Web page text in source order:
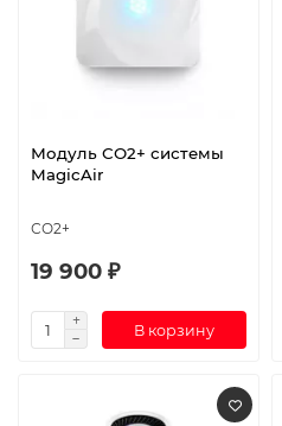
Модуль СО2+ системы
MagicAir
СО2+
19 900 ₽
В корзину